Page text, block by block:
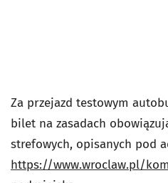
Za przejazd testowym
bilet na zasadach
strefowych, opisanych pod
https://www.wroclaw.pl/